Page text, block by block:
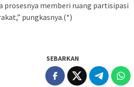
prosesnya memberi ruang partisipasi
pungkasnya.(*)
SEBARKAN